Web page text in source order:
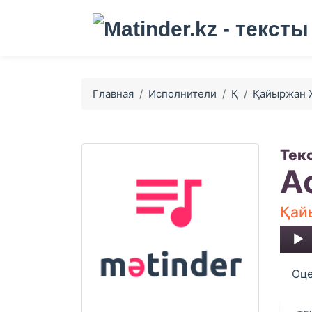
Главная Исполнители Қ Қайыржан
Audio
Player